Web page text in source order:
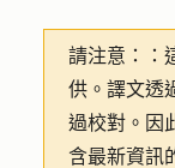
請注意：
供。譯文透
過校對。因
含最新資訊